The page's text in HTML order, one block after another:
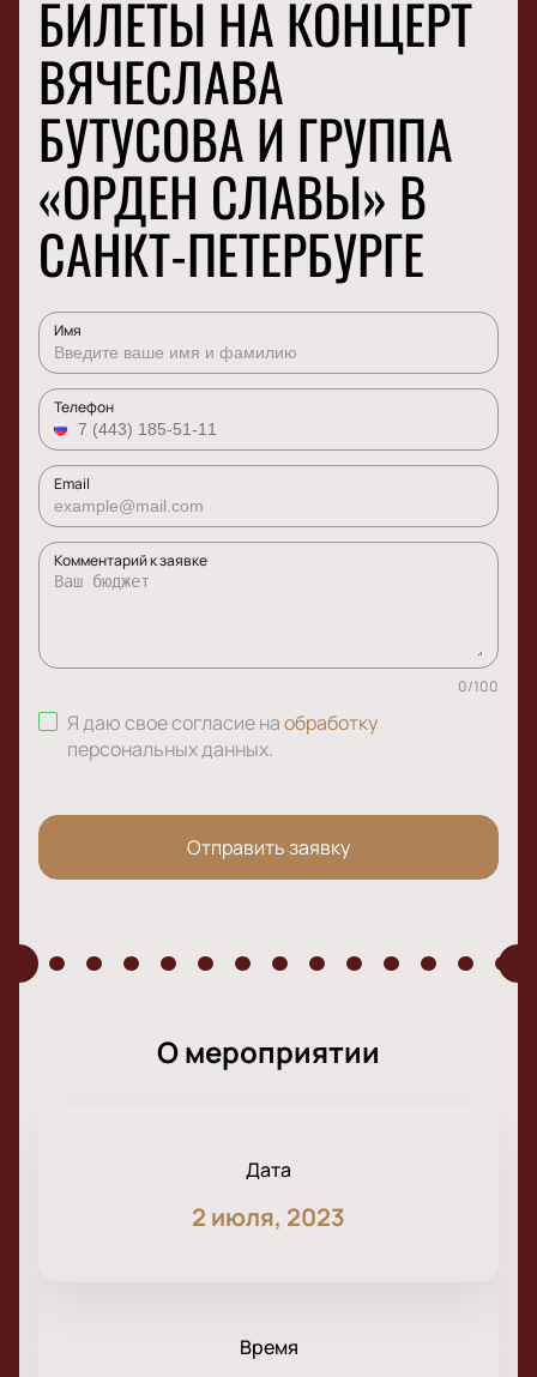
БИЛЕТЫ НА КОНЦЕРТ
ВЯЧЕСЛАВА
БУТУСОВА И ГРУППА
«ОРДЕН СЛАВЫ» В
САНКТ-ПЕТЕРБУРГЕ
Имя
Телефон
Email
Комментарий к заявке
0/100
Я даю свое согласие наобработку
персональных данных.
Отправить заявку
О мероприятии
Дата
2 июля, 2023
Время